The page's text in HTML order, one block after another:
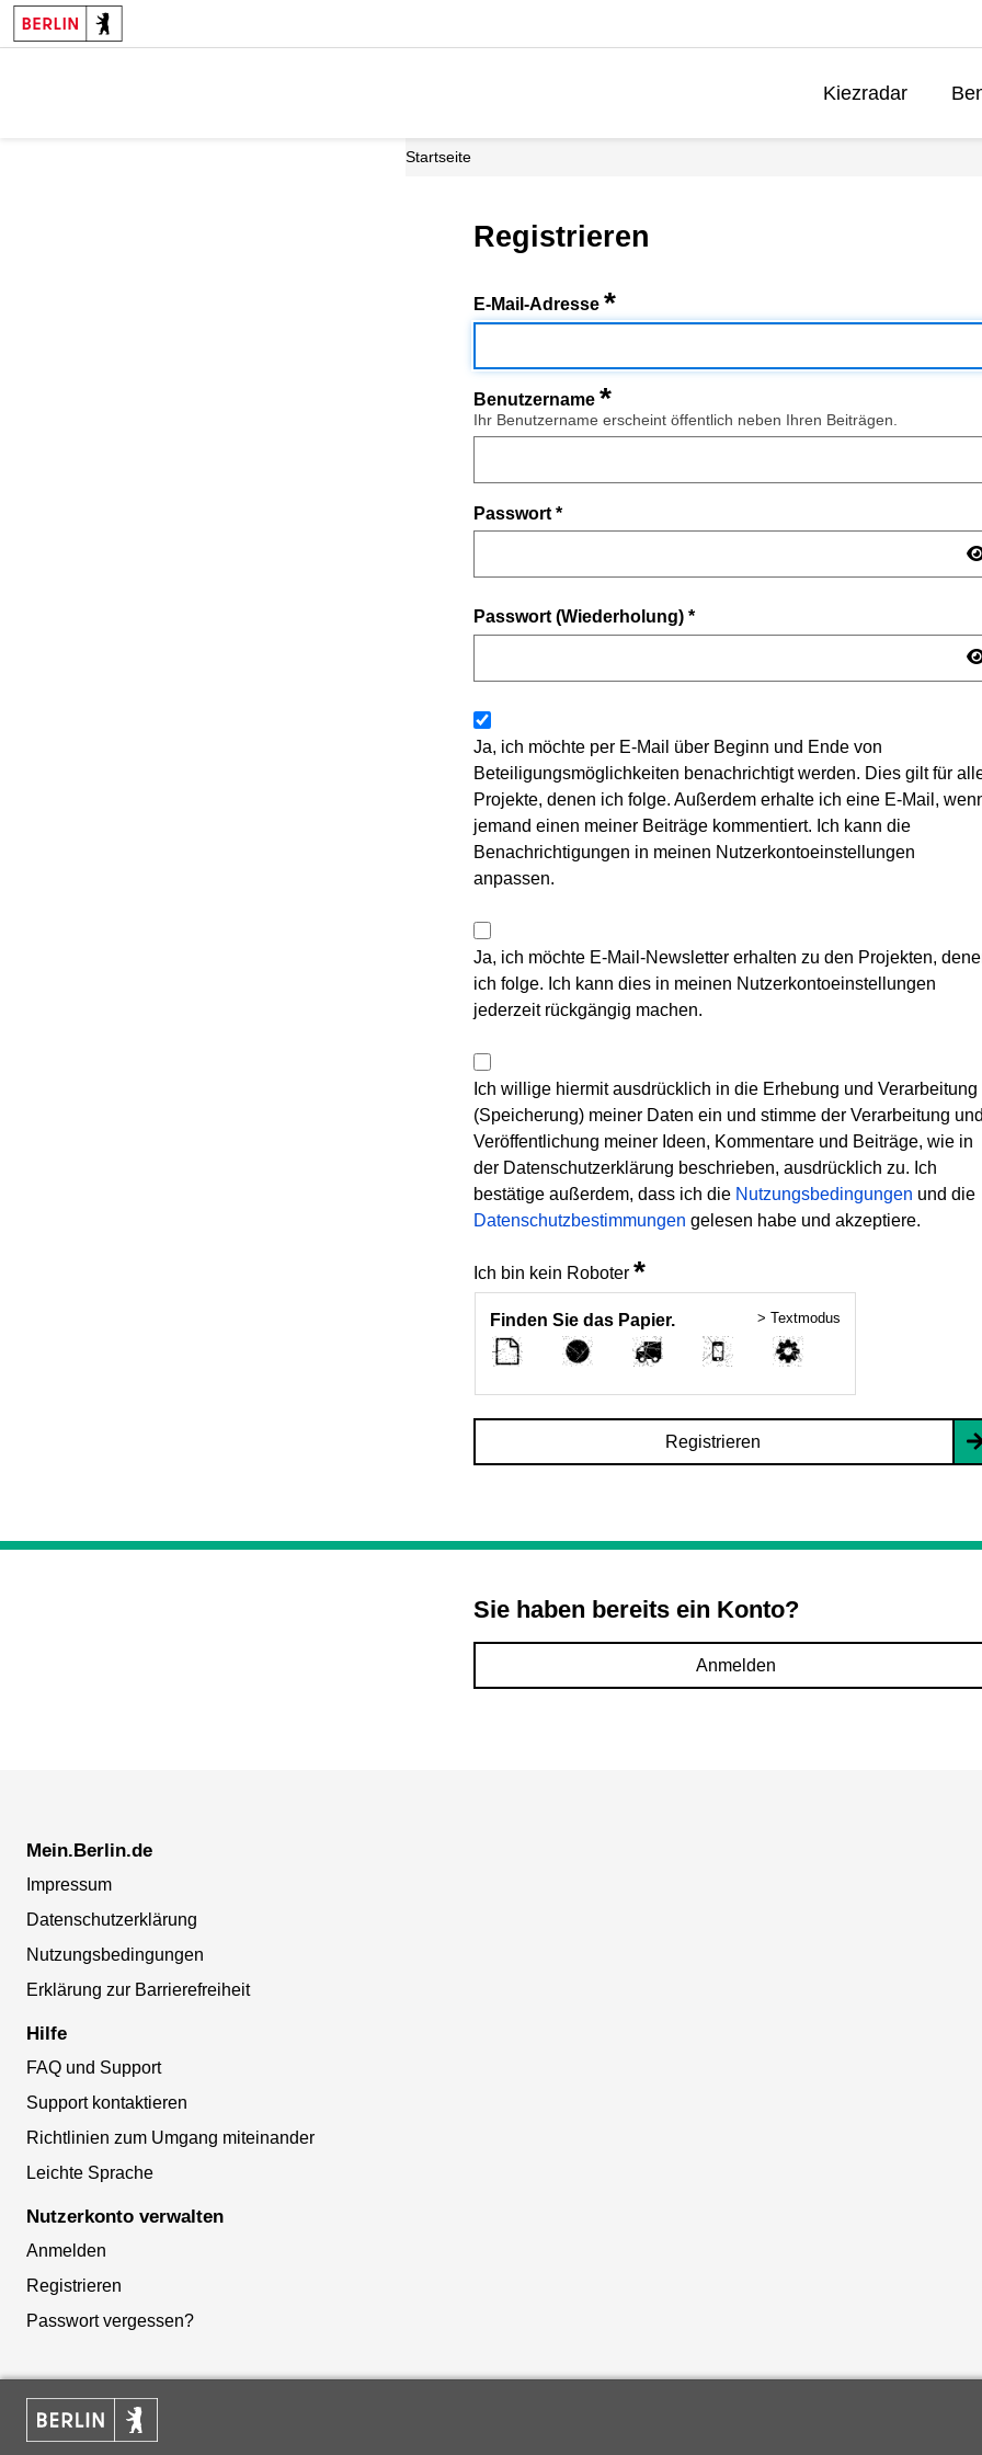
Kiezradar
Startseite
Registrieren
E-Mail-Adresse *
Benutzername *
Ihr Benutzername erscheint öffentlich neben Ihren Beiträgen.
Passwort *
Passwort (Wiederholung) *
Ja, ich möchte per E-Mail über Beginn und Ende von
Beteiligungsmöglichkeiten benachrichtigt werden. Dies gilt für
Projekte, denen ich folge. Außerdem erhalte ich eine E-Mail,
jemand einen meiner Beiträge kommentiert. Ich kann die
Benachrichtigungen in meinen Nutzerkontoeinstellungen
anpassen.
Ja, ich möchte E-Mail-Newsletter erhalten zu den Projekten,
ich folge. Ich kann dies in meinen Nutzerkontoeinstellungen
jederzeit rückgängig machen.
Ich willige hiermit ausdrücklich in die Erhebung und Verarbeitung
(Speicherung) meiner Daten ein und stimme der Verarbeitung und
Veröffentlichung meiner Ideen, Kommentare und Beiträge, wie in
der Datenschutzerklärung beschrieben, ausdrücklich zu. Ich
bestätige außerdem, dass ich die Nutzungsbedingungen und die
Datenschutzbestimmungen gelesen habe und akzeptiere.
Ich bin kein Roboter *
Finden Sie das Papier. > Textmodus
Registrieren
Sie haben bereits ein Konto?
Anmelden
Mein.Berlin.de
Impressum
Datenschutzerklärung
Nutzungsbedingungen
Erklärung zur Barrierefreiheit
Hilfe
FAQ und Support
Support kontaktieren
Richtlinien zum Umgang miteinander
Leichte Sprache
Nutzerkonto verwalten
Anmelden
Registrieren
Passwort vergessen?